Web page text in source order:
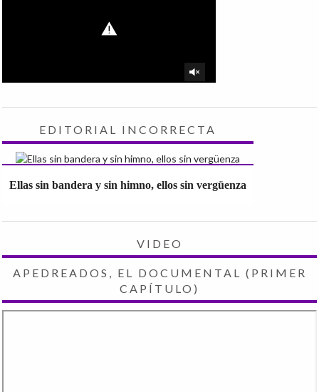
EDITORIAL INCORRECTA
Ellas sin bandera y sin himno, ellos sin vergüenza
VIDEO
APEDREADOS, EL DOCUMENTAL (PRIMER
CAPÍTULO)